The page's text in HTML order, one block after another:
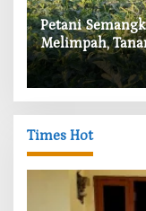
Petani
Melimpah,
Subur
Times Hot